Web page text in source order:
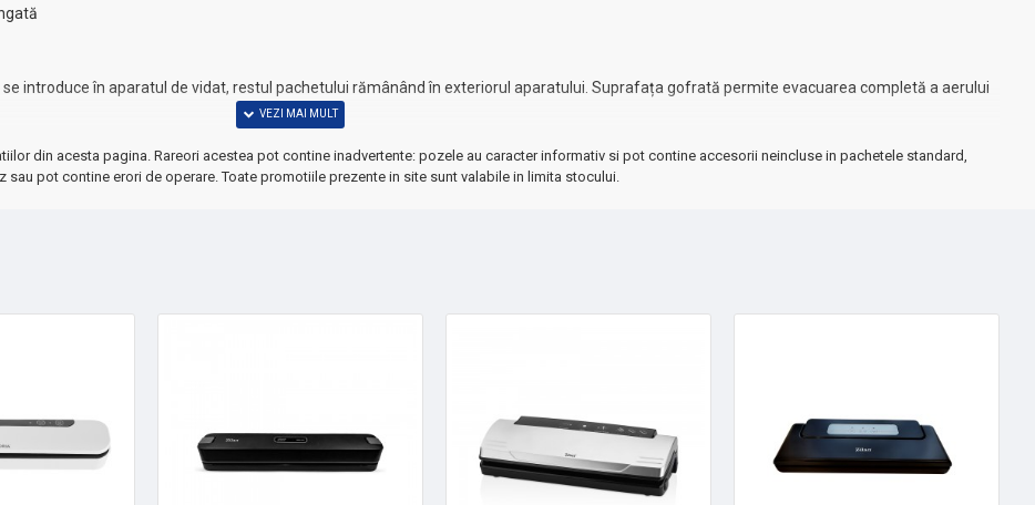
introduce în aparatul de vidat, restul pachetului rămânând în exteriorul aparatului. Suprafața gofrată permite evacuarea completă a aerului
din acesta pagina. Rareori acestea pot contine inadvertente: pozele au caracter informativ si pot contine accesorii neincluse in pachetele standard,
pot contine erori de operare. Toate promotiile prezente in site sunt valabile in limita stocului.